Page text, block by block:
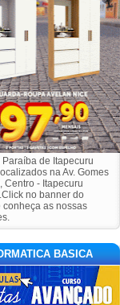
Paraíba de Itapecuru
na Av. Gomes
Centro - Itapecuru
no banner do
conheça as nossas
BASICA